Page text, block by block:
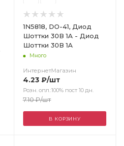
1N5818, DO-41, Диод
Шоттки 30В 1А - Диод
Шоттки 30В 1А
Много
ИнтернетМагазин
4.23₽/шт
Розн. опл.:100% пост 10 дн.
7.10₽/шт
В КОРЗИНУ